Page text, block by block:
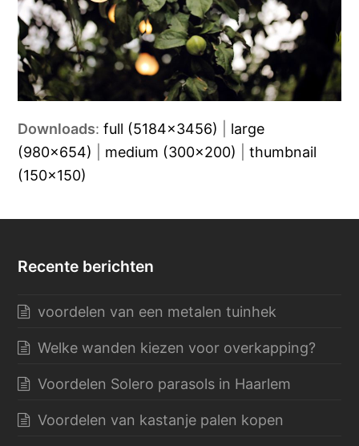
Downloads:full (5184x3456)
large
(980x654)
medium (300x200) |thumbnail
(150x150)
Recente berichten
voordelen van een metalen tuinhek
Welke wanden kiezen voor overkapping?
Voordelen Solero parasols in Haarlem
Voordelen van kastanje palen kopen